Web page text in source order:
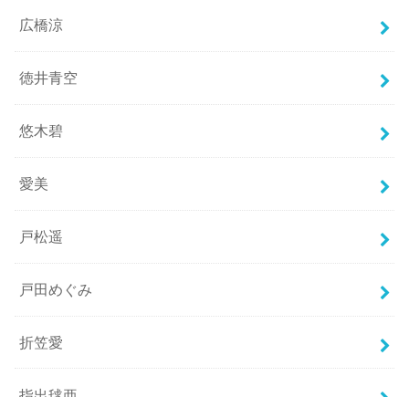
広橋涼
徳井青空
悠木碧
愛美
戸松遥
戸田めぐみ
折笠愛